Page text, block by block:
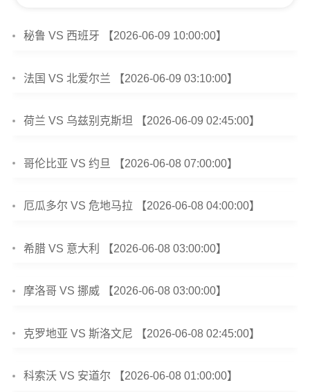
秘鲁 VS 西班牙 【2026-06-09 10:00:00】
法国 VS 北爱尔兰 【2026-06-09 03:10:00】
荷兰 VS 乌兹别克斯坦 【2026-06-09 02:45:00】
哥伦比亚 VS 约旦 【2026-06-08 07:00:00】
厄瓜多尔 VS 危地马拉 【2026-06-08 04:00:00】
希腊 VS 意大利 【2026-06-08 03:00:00】
摩洛哥 VS 挪威 【2026-06-08 03:00:00】
克罗地亚 VS 斯洛文尼 【2026-06-08 02:45:00】
科索沃 VS 安道尔 【2026-06-08 01:00:00】